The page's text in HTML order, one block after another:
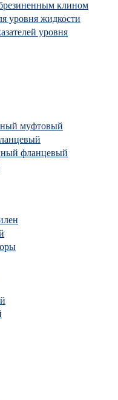
клином
уровня жидкости
уровня
муфтовый
фланцевый